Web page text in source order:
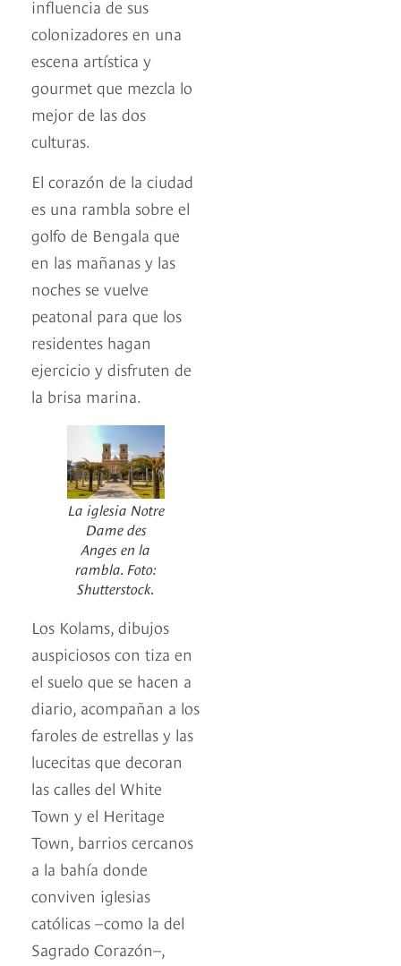
influencia de sus
colonizadores en una
escena artística y
gourmet que mezcla lo
mejor de las dos
culturas.
El corazón de la ciudad
es una rambla sobre el
golfo de Bengala que
en las mañanas y las
noches se vuelve
peatonal para que los
residentes hagan
ejercicio y disfruten de
la brisa marina.
La iglesia Notre
Dame des
Anges en la
rambla. Foto:
Shutterstock.
Los Kolams, dibujos
auspiciosos con tiza en
el suelo que se hacen a
diario, acompañan a los
faroles de estrellas y las
lucecitas que decoran
las calles del White
Town y el Heritage
Town, barrios cercanos
a la bahía donde
conviven iglesias
católicas –como la del
Sagrado Corazón–,